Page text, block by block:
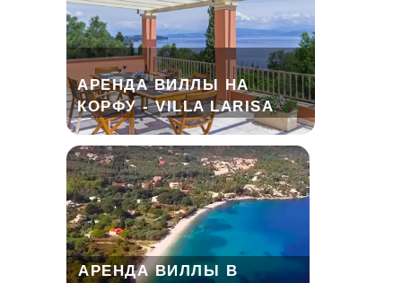
АРЕНДА ВИЛЛЫ НА
КОРФУ - VILLA LARISA
АРЕНДА ВИЛЛЫ В